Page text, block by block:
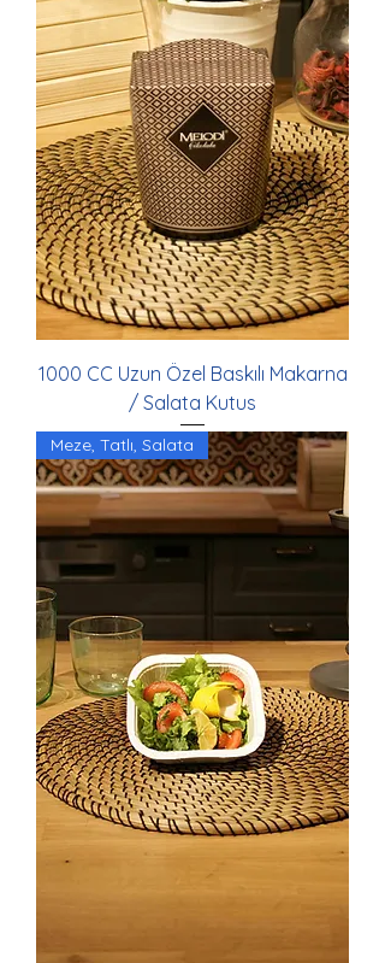
1000 CC Uzun Özel Baskılı Makarna
/ Salata Kutus
Meze, Tatlı, Salata